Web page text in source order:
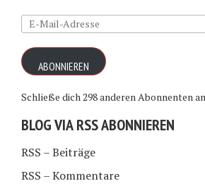
E-
Mail-
Adresse
ABONNIEREN
Schließe dich 298 anderen Abonnenten an
BLOG VIA RSS ABONNIEREN
RSS – Beiträge
RSS – Kommentare